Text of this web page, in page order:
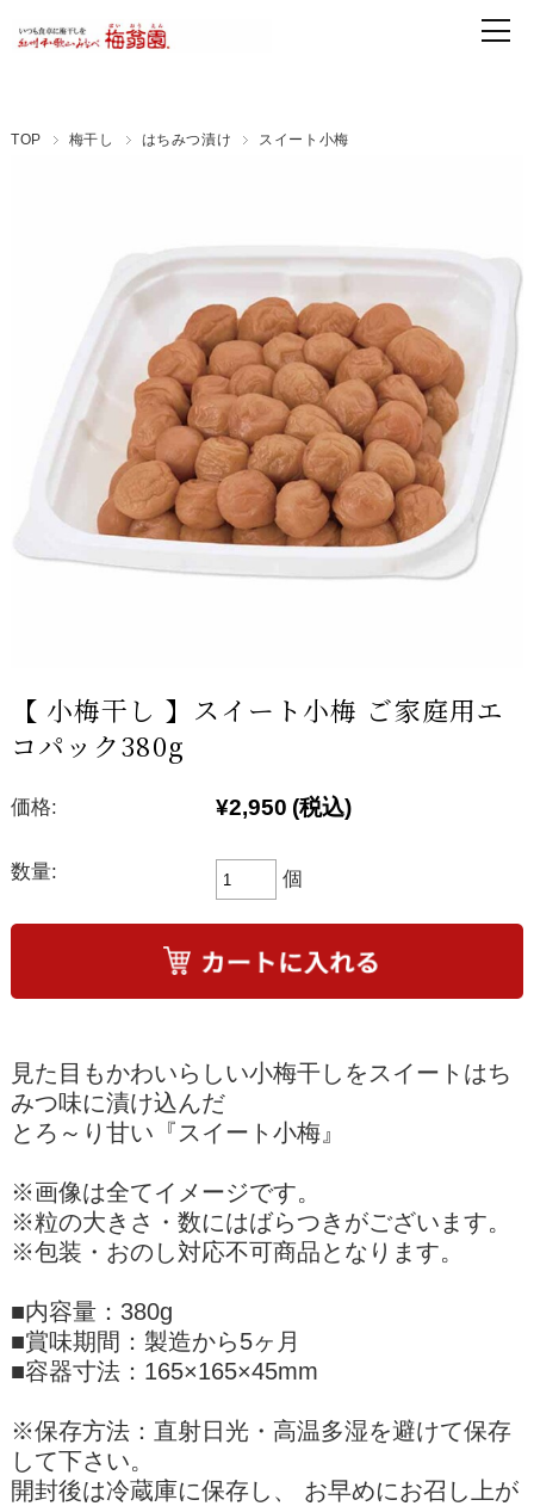
TOP 梅干し はちみつ漬け スイート小梅
【 小梅干し 】スイート小梅 ご家庭用エ
コパック380g
価格: ¥2,950 (税込)
数量: 個
見た目もかわいらしい小梅干しをスイートはち
みつ味に漬け込んだ
とろ～り甘い『スイート小梅』
※画像は全てイメージです。
※粒の大きさ・数にはばらつきがございます。
※包装・おのし対応不可商品となります。
■内容量：380g
■賞味期間：製造から5ヶ月
■容器寸法：165×165×45mm
※保存方法：直射日光・高温多湿を避けて保存
して下さい。
開封後は冷蔵庫に保存し、 お早めにお召し上が